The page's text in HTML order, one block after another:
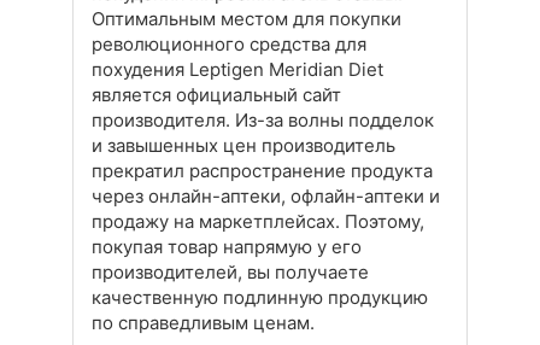
Оптимальным местом для покупки
революционного средства для
похудения Leptigen Meridian Diеt
является официальный сайт
производителя. Из-за волны подделок
и завышенных цен производитель
прекратил распространение продукта
через онлайн-аптеки, офлайн-аптеки и
продажу на маркетплейсах. Поэтому,
покупая товар напрямую у его
производителей, вы получаете
качественную подлинную продукцию
по справедливым ценам.